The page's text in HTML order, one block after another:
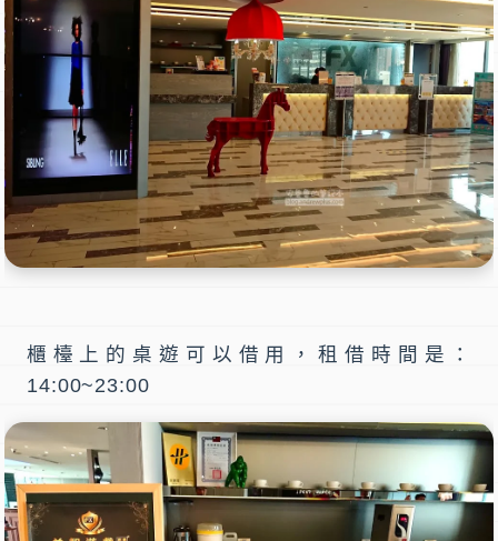
櫃檯上的桌遊可以借用，租借時間是：
14:00~23:00